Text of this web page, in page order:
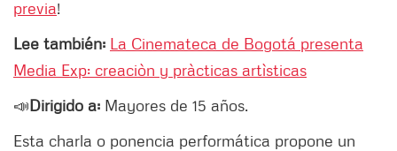
previa!
Lee también: La Cinemateca de Bogotá presenta
Media Exp: creaciòn y pràcticas artìsticas
📣Dirigido a: Mayores de 15 años.
Esta charla o ponencia performática propone un